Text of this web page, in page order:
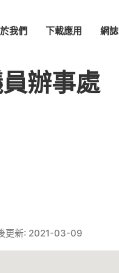
我們 下載應用 網誌
辦事處
更新: 2021-03-09